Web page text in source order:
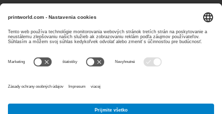
Otázky alebo komentáre?
Zastihnete násv pracovné dni
od 8:00 do 17:00
0800 003303
service@printworld.sk